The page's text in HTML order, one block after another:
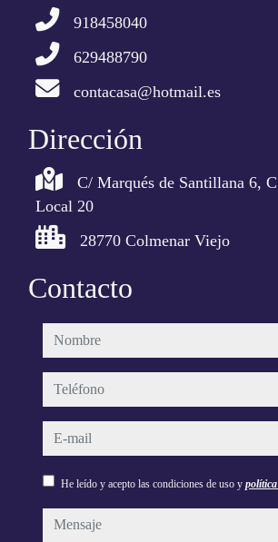
918458040
629488790
contacasa@hotmail.es
Dirección
C/ Marqués de Santillana 6,
Local 20
28770 Colmenar Viejo
Contacto
nombre
teléfono
e-mail
He leído y acepto las condiciones de uso y
mensaje